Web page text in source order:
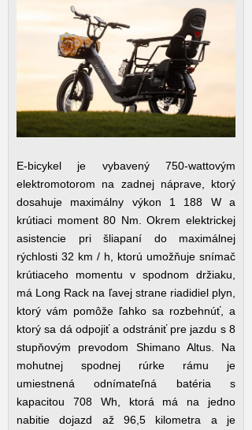
E-bicykel je vybavený 750-wattovým
elektromotorom na zadnej náprave, ktorý
dosahuje maximálny výkon 1 188 W a
krútiaci moment 80 Nm. Okrem elektrickej
asistencie pri šliapaní do maximálnej
rýchlosti 32 km / h, ktorú umožňuje snímač
krútiaceho momentu v spodnom držiaku,
má Long Rack na ľavej strane riadidiel plyn,
ktorý vám pomôže ľahko sa rozbehnúť, a
ktorý sa dá odpojiť a odstrániť pre jazdu s 8
stupňovým prevodom Shimano Altus. Na
mohutnej spodnej rúrke rámu je
umiestnená odnímateľná batéria s
kapacitou 708 Wh, ktorá má na jedno
nabitie dojazd až 96,5 kilometra a je